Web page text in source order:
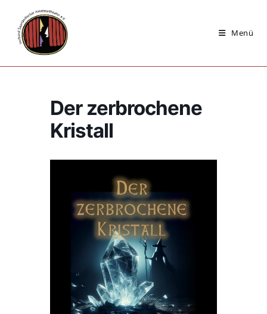
Inhalt
springen
Menü
Der zerbrochene
Kristall